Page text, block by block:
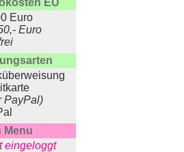
EU
Euro
Euro
PayPal)
Menu
eingeloggt